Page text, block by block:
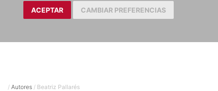
ACEPTAR CAMBIAR PREFERENCIAS
/ Autores / Beatriz Pallarés